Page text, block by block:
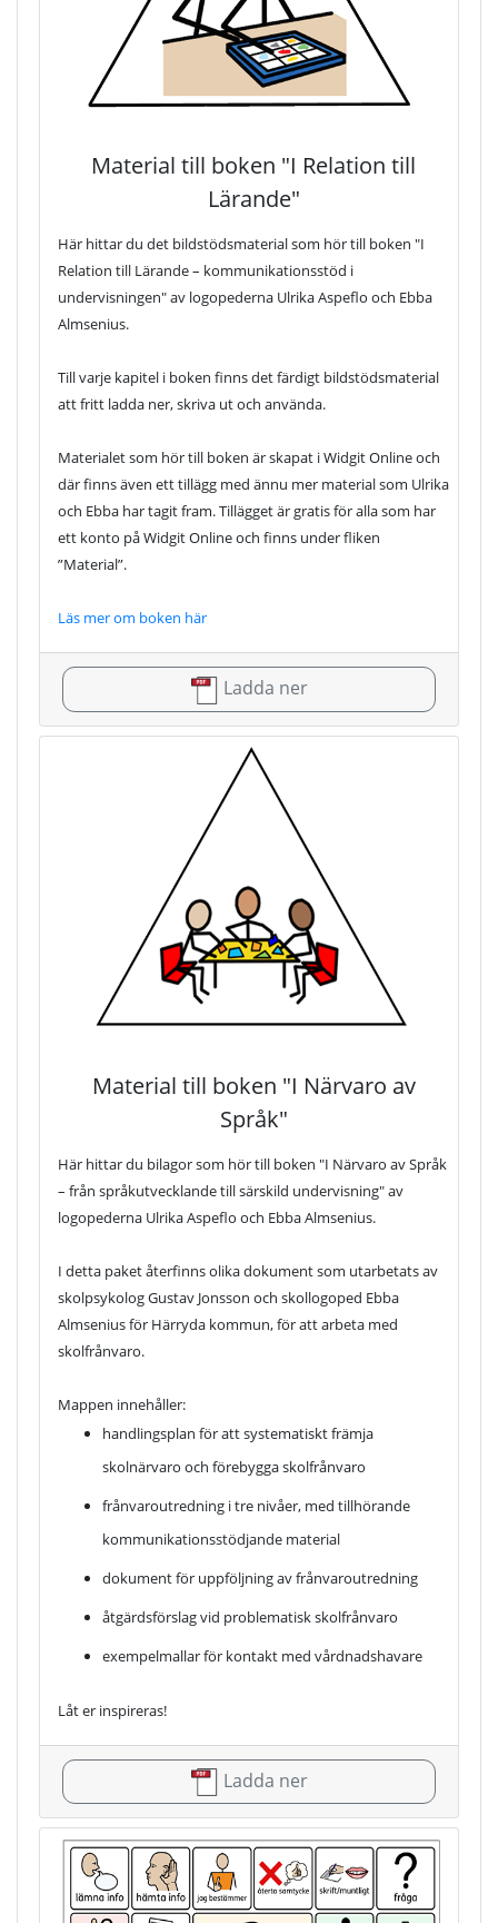
Material till boken "I Relation till
Lärande"
Här hittar du det bildstödsmaterial som hör till boken "I
Relation till Lärande – kommunikationsstöd i
undervisningen" av logopederna Ulrika Aspeflo och Ebba
Almsenius.
Till varje kapitel i boken finns det färdigt bildstödsmaterial
att fritt ladda ner, skriva ut och använda.
Materialet som hör till boken är skapat i Widgit Online och
där finns även ett tillägg med ännu mer material som Ulrika
och Ebba har tagit fram. Tillägget är gratis för alla som har
ett konto på Widgit Online och finns under fliken
”Material”.
Läs mer om boken här
Ladda ner
Material till boken "I Närvaro av
Språk"
Här hittar du bilagor som hör till boken "I Närvaro av Språk
– från språkutvecklande till särskild undervisning" av
logopederna Ulrika Aspeflo och Ebba Almsenius.
I detta paket återfinns olika dokument som utarbetats av
skolpsykolog Gustav Jonsson och skollogoped Ebba
Almsenius för Härryda kommun, för att arbeta med
skolfrånvaro.
Mappen innehåller:
handlingsplan för att systematiskt främja
skolnärvaro och förebygga skolfrånvaro
frånvaroutredning i tre nivåer, med tillhörande
kommunikationsstödjande material
dokument för uppföljning av frånvaroutredning
åtgärdsförslag vid problematisk skolfrånvaro
exempelmallar för kontakt med vårdnadshavare
Låt er inspireras!
Ladda ner